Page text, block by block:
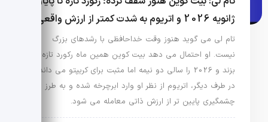
ژانویه 2026 و اتریوم به شدت کمتر از ارزش واقعی
تام لی می گوید هنوز وقت خداحافظی با رشدهای بزرگ
نیست. او احتمال می دهد بیت کوین همین ماه رکورد تازه
بزند و 2026 را سالی دو نیمه اما مثبت برای کریپتو می داند.
در طرف دیگر، اتریوم از نظر او وارد ابرچرخه شده و به طرز
چشمگیری پایین تر از ارزش ذاتی معامله می شود.